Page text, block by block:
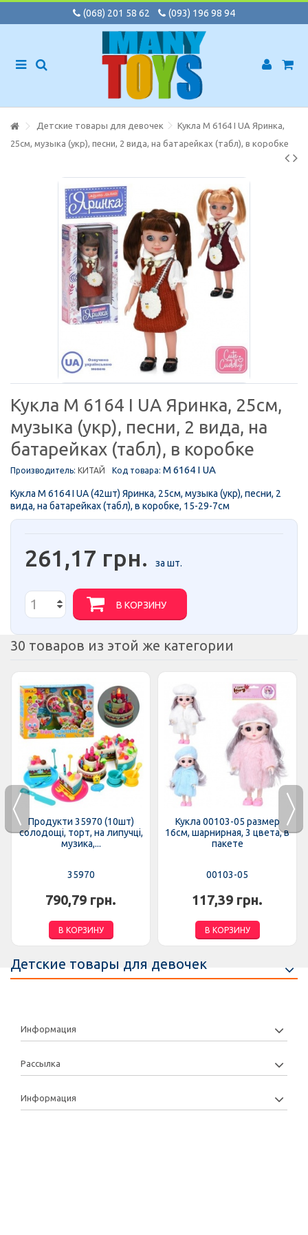
(068) 201 58 62 (093) 196 98 94
Детские товары для девочек
Кукла M 6164 I UA Яринка,
25см, музыка (укр), песни, 2 вида, на батарейках (табл), в коробке
Кукла M 6164 I UA Яринка, 25см,
музыка (укр), песни, 2 вида, на
батарейках (табл), в коробке
Производитель: КИТАЙ Код товара: M 6164 I UA
Кукла M 6164 I UA (42шт) Яринка, 25см, музыка (укр), песни, 2
вида, на батарейках (табл), в коробке, 15-29-7см
261,17 грн. за шт.
В КОРЗИНУ
30 товаров из этой же категории
Продукти 35970 (10шт)
солодощі, торт, на липучці,
музика,...
35970
790,79 грн.
В КОРЗИНУ
Кукла 00103-05 размер
16см, шарнирная, 3 цвета, в
пакете
00103-05
117,39 грн.
В КОРЗИНУ
Детские товары для девочек
Информация
Рассылка
Информация